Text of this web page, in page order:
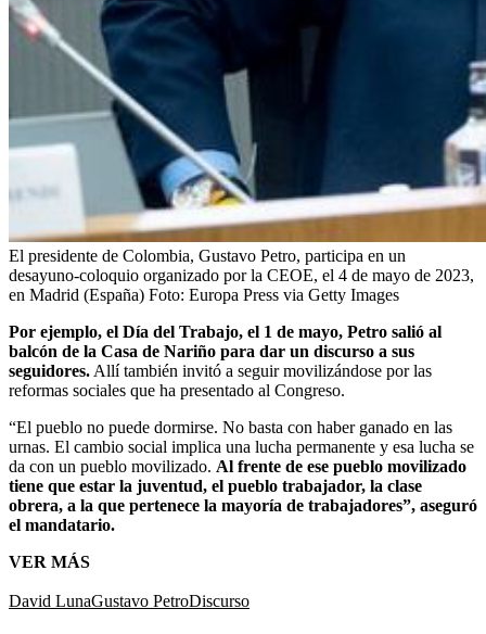
El presidente de Colombia, Gustavo Petro, participa en un
desayuno-coloquio organizado por la CEOE, el 4 de mayo de 2023,
en Madrid (España) Foto: Europa Press via Getty Images
Por ejemplo, el Día del Trabajo, el 1 de mayo, Petro salió al
balcón de la Casa de Nariño para dar un discurso a sus
seguidores. Allí también invitó a seguir movilizándose por las
reformas sociales que ha presentado al Congreso.
“El pueblo no puede dormirse. No basta con haber ganado en las
urnas. El cambio social implica una lucha permanente y esa lucha se
da con un pueblo movilizado. Al frente de ese pueblo movilizado
tiene que estar la juventud, el pueblo trabajador, la clase
obrera, a la que pertenece la mayoría de trabajadores”, aseguró
el mandatario.
VER MÁS
David LunaGustavo PetroDiscurso